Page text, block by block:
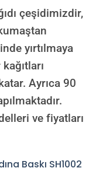
çeşidimizdir,
yırtılmaya
Ayrıca 90
ve fiyatları